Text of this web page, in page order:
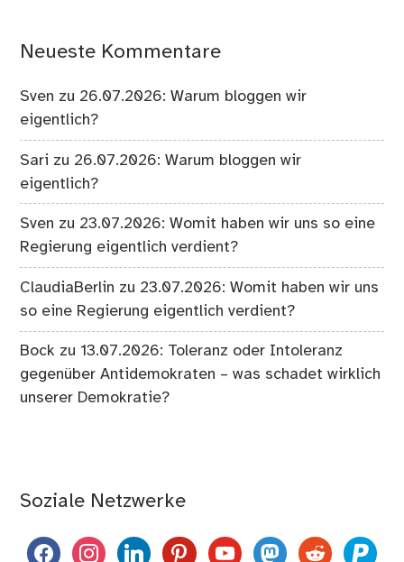
Neueste Kommentare
Sven zu 26.07.2026: Warum bloggen wir
eigentlich?
Sari zu 26.07.2026: Warum bloggen wir
eigentlich?
Sven zu 23.07.2026: Womit haben wir uns so eine
Regierung eigentlich verdient?
ClaudiaBerlin zu 23.07.2026: Womit haben wir uns
so eine Regierung eigentlich verdient?
Bock zu13.07.2026: Toleranz oder Intoleranz
gegenüber Antidemokraten – was schadet wirklich
unserer Demokratie?
Soziale Netzwerke
facebookinstagramlinkedinpinterestyoutubemastodon
reddit paypal